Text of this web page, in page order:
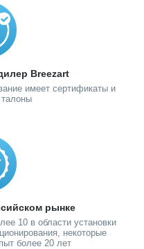
Breezart
имеет сертификаты и
талоны
рынке
10 в области установки
некоторые
более 20 лет